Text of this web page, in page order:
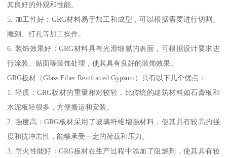
其良好的外观和性能。
5. 加工性好：GRG材料易于加工和成型，可以根据需要进行切割、
雕刻、打孔等加工操作。
6. 装饰效果好：GRG材料具有光滑细腻的表面，可根据设计要求进
行涂装、贴面等装饰处理，使其具有良好的装饰效果。
GRG板材（Glass Fiber Reinforced Gypsum）具有以下几个优点：
1. 轻质：GRG板材的重量相对较轻，比传统的建筑材料如石膏板和
水泥板轻很多，方便搬运和安装。
2. 强度高：GRG板材采用了玻璃纤维增强材料，使其具有较高的强
度和抗冲击性，能够承受一定的荷载和压力。
3. 耐火性能好：GRG板材在生产过程中添加了阻燃剂，使其具有较